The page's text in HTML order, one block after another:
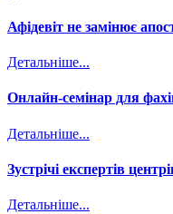
Афідевіт не замінює
Детальніше...
Онлайн-семінар для
Детальніше...
Зустрічі експертів
Детальніше...